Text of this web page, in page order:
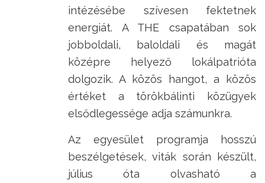
intézésébe szívesen fektetnek
energiát. A THE csapatában sok
jobboldali, baloldali és magát
középre helyező lokálpatrióta
dolgozik. A közös hangot, a közös
értéket a törökbálinti közügyek
elsődlegessége adja számunkra.
Az egyesület programja hosszú
beszélgetések, viták során készült,
július óta olvasható a